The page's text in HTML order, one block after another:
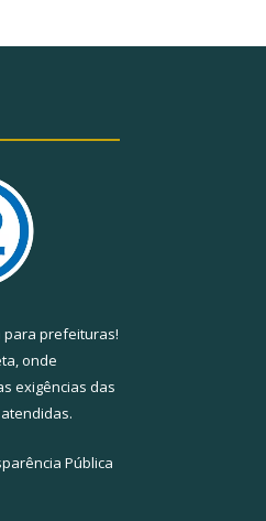
para prefeituras!
onde
exigências das
Pública